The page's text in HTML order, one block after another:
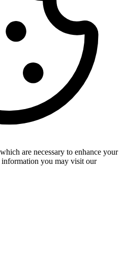
are necessary to enhance your
you may visit our